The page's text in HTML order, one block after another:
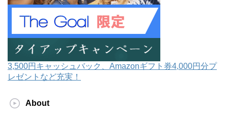
3,500円キャッシュバック、Amazonギフト券4,000円分プ
レゼントなど充実！
About